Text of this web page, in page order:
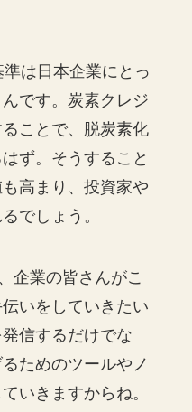
は日本企業にとっ
です。炭素クレジ
ことで、脱炭素化
ず。そうすること
高まり、投資家や
でしょう。
企業の皆さんがこ
いをしていきたい
信するだけでな
ためのツールやノ
いきますからね。